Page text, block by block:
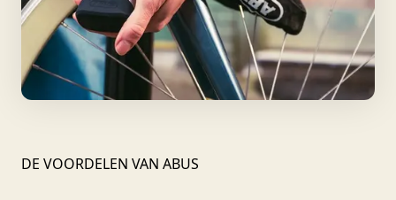
DE VOORDELEN VAN ABUS